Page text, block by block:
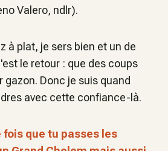
Valero, ndlr).
à plat, je sers bien et un de
le retour : que des coups
Donc je suis quand
avec cette confiance-là.
que tu passes les